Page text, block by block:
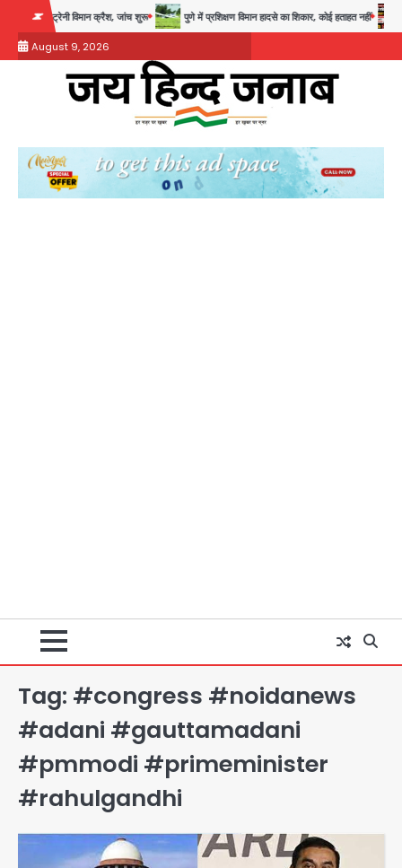
content
क्रैश, जांच शुरू पुणे में प्रशिक्षण विमान हादसे का शिकार, कोई हताहत नहीं Greater
August 9, 2026
Tag: #congress #noidanews
#adani #gauttamadani
#pmmodi #primeminister
#rahulgandhi